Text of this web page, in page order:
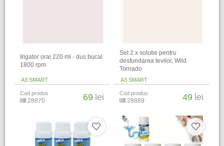
Irigator oral 220 ml - dus bucal
1800 rpm
A3 SMART
Cod produs
28870 69 lei
Set 2 x solutie pentru
desfundarea tevilor, Wild
Tornado
A3 SMART
Cod produs
28889 49 lei